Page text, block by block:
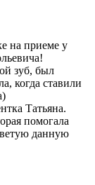
на приеме у
зуб, был
когда ставили
Татьяна.
помогала
данную